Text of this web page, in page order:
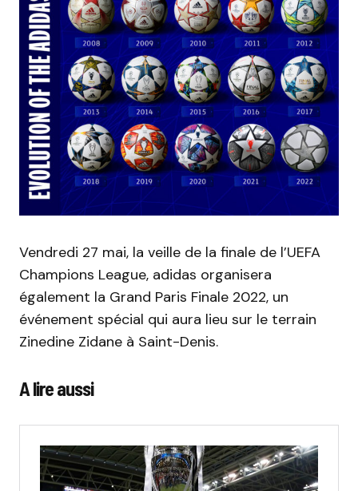
Vendredi 27 mai, la veille de la finale de l’UEFA
Champions League, adidas organisera
également la Grand Paris Finale 2022, un
événement spécial qui aura lieu sur le terrain
Zinedine Zidane à Saint-Denis.
A lire aussi